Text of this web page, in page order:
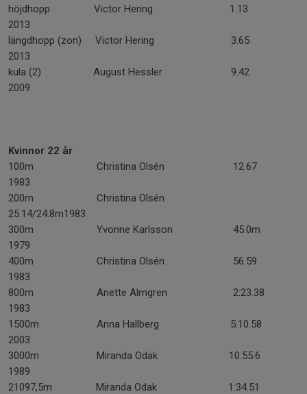
höjdhopp Victor Hering 1.13
2013
längdhopp (zon) Victor Hering 3.65
2013
kula (2) August Hessler 9.42
2009
Kvinnor 22 år
100m Christina Olsén 12.67
1983
200m Christina Olsén
25.14/24.8m1983
300m Yvonne Karlsson 45.0m
1979
400m Christina Olsén 56.59
1983
800m Anette Almgren 2:23.38
1983
1500m Anna Hallberg 5:10.58
2003
3000m Miranda Odak 10:55.6
1989
21097,5m Miranda Odak 1:34.51